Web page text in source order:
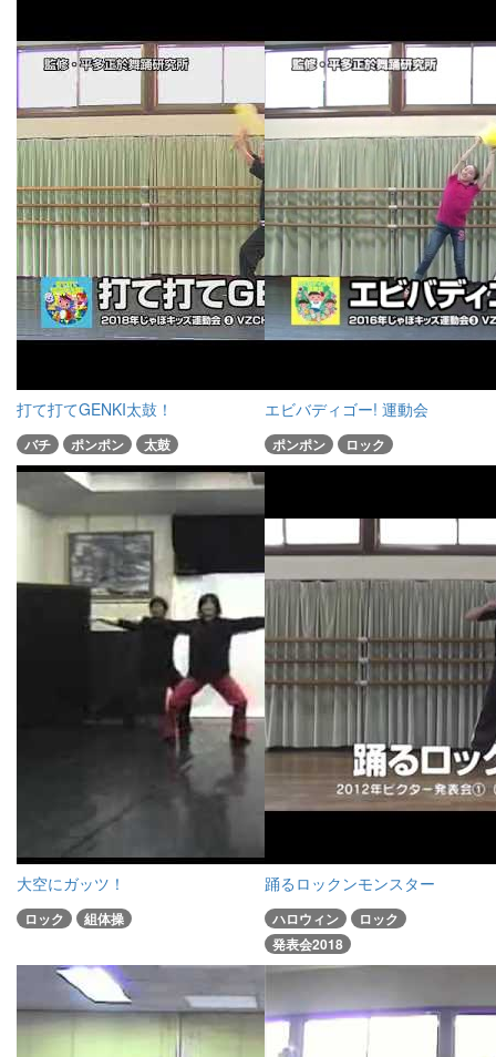
打て打てGENKI太鼓！
バチ ポンポン 太鼓
エビバディゴー! 運動会
ポンポン ロック
大空にガッツ！
ロック 組体操
踊るロックンモンスター
ハロウィン
ロック
発表会2018